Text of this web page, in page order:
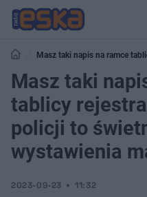
Masz taki napis na ramce
pretekst do wystawienia mandatu
Masz taki
tablicy
policji to
wystawienia
2023-09-23 11:32